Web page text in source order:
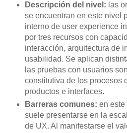
Descripción del nivel: las
se encuentran en este nivel
interno de user experience
por tres recursos con
interacción, arquitectura de
usabilidad. Se aplican
las pruebas con usuarios
constitutiva de los procesos
productos e interfaces.
Barreras comunes: en este
suele presentarse en la
de UX. Al manifestarse el